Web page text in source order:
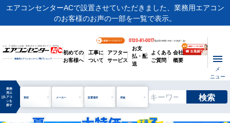
エアコンセンターACで設置させていただきました、業務用エアコン
のお客様のお声の一部を一覧で表示。
ビル・工場用から店舗・事務所まで | 業務用エアコン専門店
業務用エアコンオンラインNo.1ショップ
お客様ページログイン 0120-81-0017電話受付時間 / 9:00～17:30(月～金)
初めての
お客様へ
工事に
ついて
アフター
サービス
お支
払・配
送
よくある
ご質問
会社
概要
メ
ニュー
manage_search
業務
用エ
アコ
ンを
探す
形状 メーカー 設置場所 用途 検索